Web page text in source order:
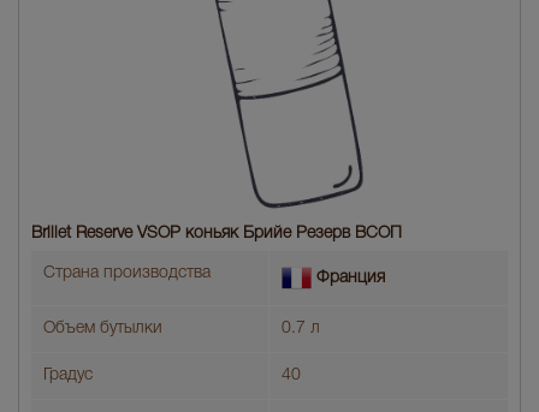
Brillet Reserve VSOP коньяк Брийе Резерв ВСОП
Страна производства Франция
Объем бутылки 0.7 л
Градус 40